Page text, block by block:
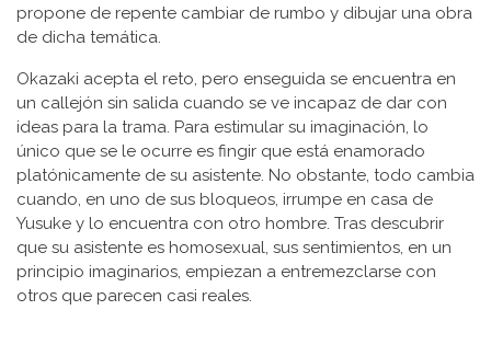
propone de repente cambiar de rumbo y dibujar una obra
de dicha temática.
Okazaki acepta el reto, pero enseguida se encuentra en
un callejón sin salida cuando se ve incapaz de dar con
ideas para la trama. Para estimular su imaginación, lo
único que se le ocurre es fingir que está enamorado
platónicamente de su asistente. No obstante, todo cambia
cuando, en uno de sus bloqueos, irrumpe en casa de
Yusuke y lo encuentra con otro hombre. Tras descubrir
que su asistente es homosexual, sus sentimientos, en un
principio imaginarios, empiezan a entremezclarse con
otros que parecen casi reales.